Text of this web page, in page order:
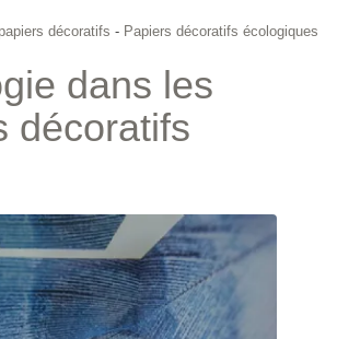
papiers décoratifs - Papiers décoratifs écologiques
dans les
décoratifs